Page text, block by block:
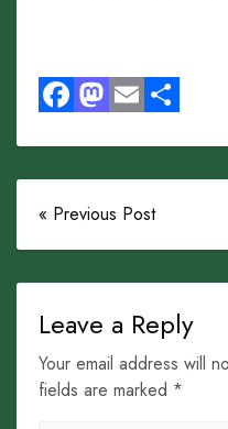
« Previous Post
Leave a Reply
Your email address will
fields are marked *